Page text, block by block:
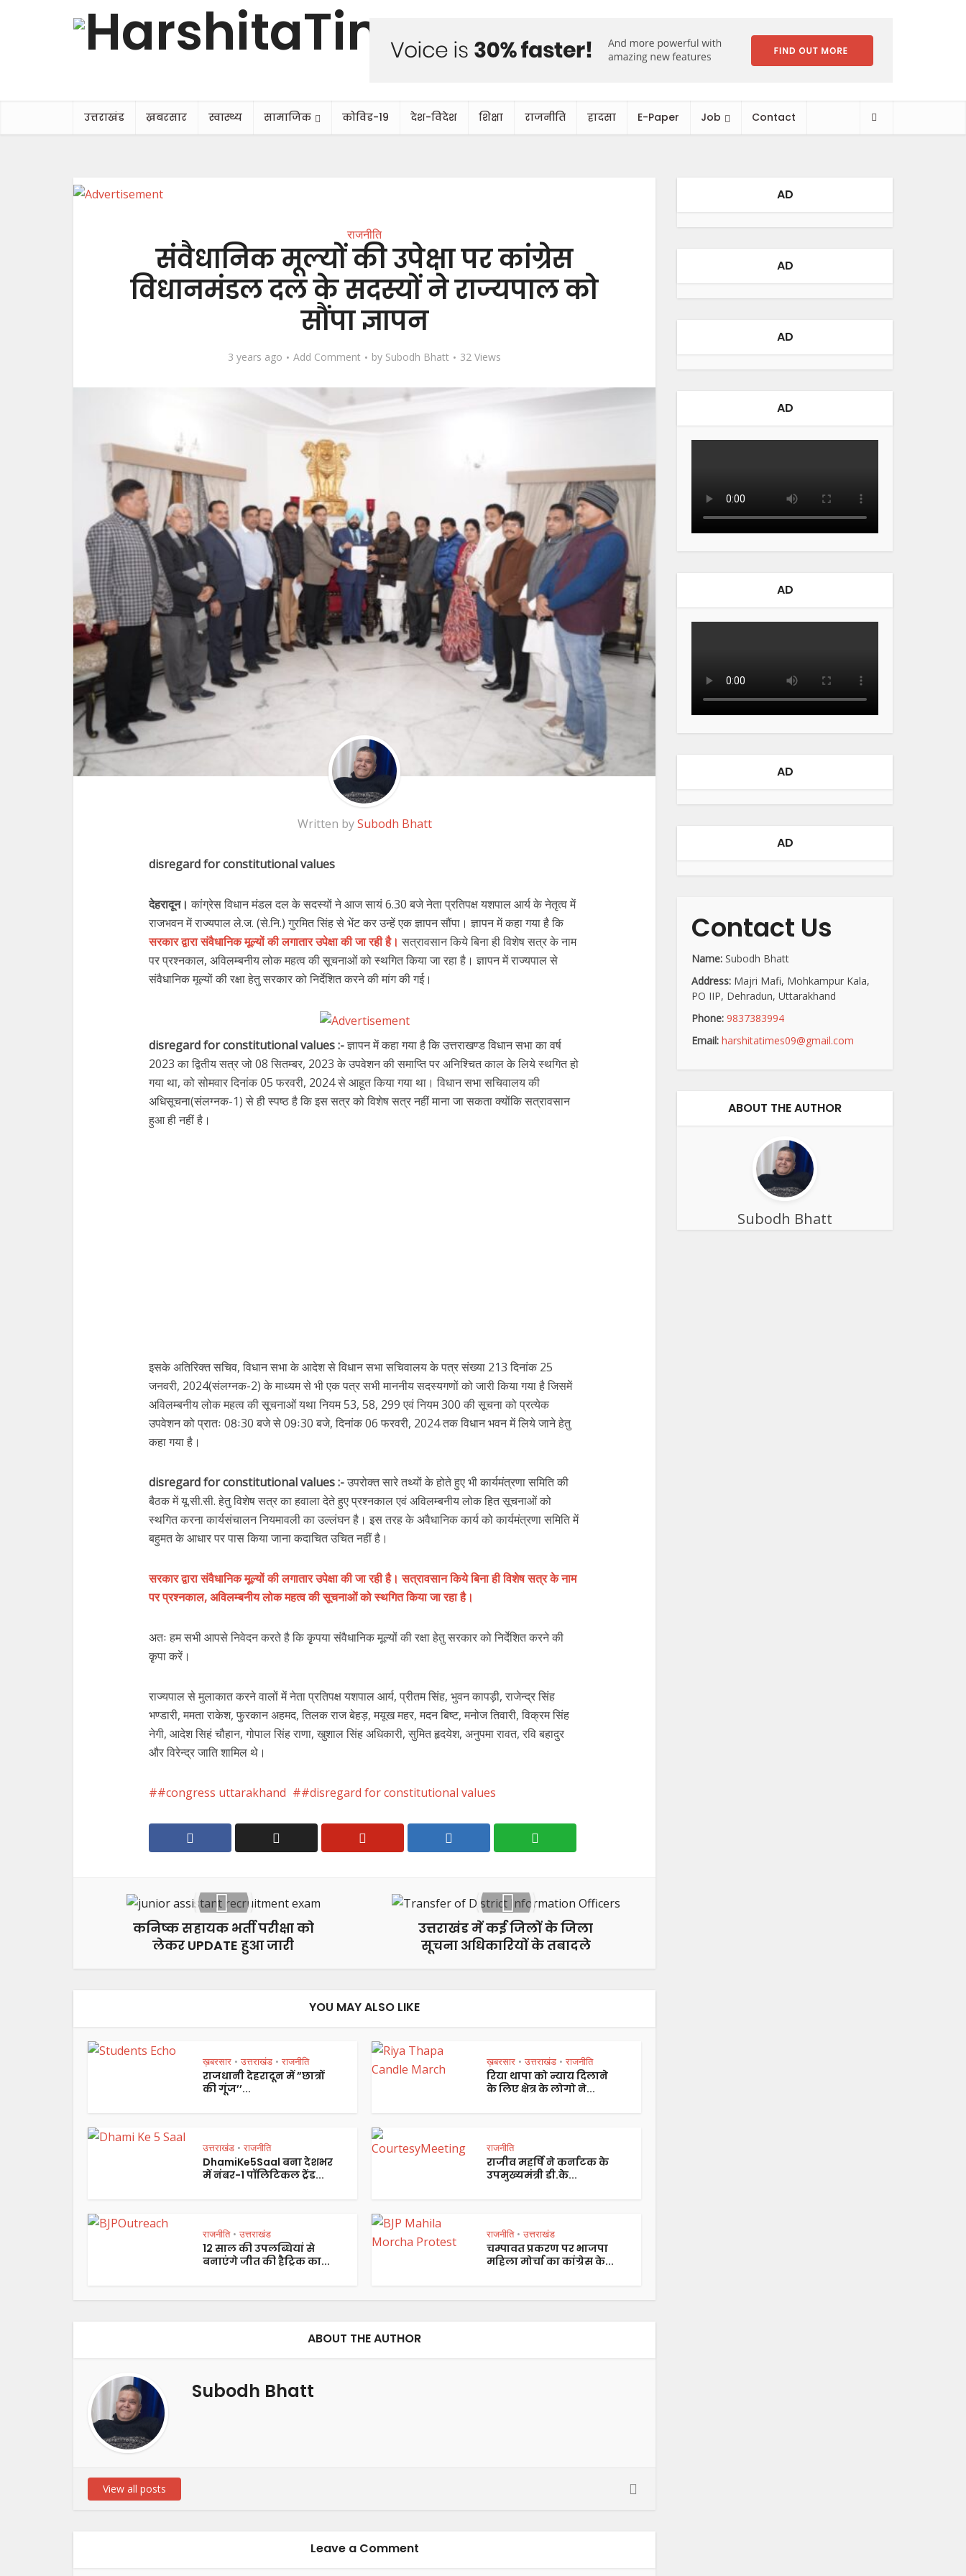
उत्तराखंड ख़बरसार स्वास्थ्य सामाजिक कोविड-19 देश-विदेश शिक्षा राजनीति हादसा E-Paper Job Contact
राजनीति
संवैधानिक मूल्यों की उपेक्षा पर कांग्रेस
विधानमंडल दल के सदस्यों ने राज्यपाल को
सौंपा ज्ञापन
3 years ago Add Comment by Subodh Bhatt 32 Views
Written bySubodh Bhatt
disregard for constitutional values
देहरादून। कांग्रेस विधान मंडल दल के सदस्यों ने आज सायं 6.30 बजे नेता प्रतिपक्ष यशपाल आर्य के नेतृत्व में
राजभवन में राज्यपाल ले.ज. (से.नि.) गुरमित सिंह से भेंट कर उन्हें एक ज्ञापन सौंपा। ज्ञापन में कहा गया है कि
सरकार द्वारा संवैधानिक मूल्यों की लगातार उपेक्षा की जा रही है। सत्रावसान किये बिना ही विशेष सत्र के नाम
पर प्रश्नकाल, अविलम्बनीय लोक महत्व की सूचनाओं को स्थगित किया जा रहा है। ज्ञापन में राज्यपाल से
संवैधानिक मूल्यों की रक्षा हेतु सरकार को निर्देशित करने की मांग की गई।
disregard for constitutional values :-ज्ञापन में कहा गया है कि उत्तराखण्ड विधान सभा का वर्ष
2023 का द्वितीय सत्र जो 08 सितम्बर, 2023 के उपवेशन की समाप्ति पर अनिश्चित काल के लिये स्थगित हो
गया था, को सोमवार दिनांक 05 फरवरी, 2024 से आहूत किया गया था। विधान सभा सचिवालय की
अधिसूचना(संलग्नक-1) से ही स्पष्ठ है कि इस सत्र को विशेष सत्र नहीं माना जा सकता क्योंकि सत्रावसान
हुआ ही नहीं है।
इसके अतिरिक्त सचिव, विधान सभा के आदेश से विधान सभा सचिवालय के पत्र संख्या 213 दिनांक 25
जनवरी, 2024(संलग्नक-2) के माध्यम से भी एक पत्र सभी माननीय सदस्यगणों को जारी किया गया है जिसमें
अविलम्बनीय लोक महत्व की सूचनाओं यथा नियम 53, 58, 299 एवं नियम 300 की सूचना को प्रत्येक
उपवेशन को प्रातः 08ः30 बजे से 09ः30 बजे, दिनांक 06 फरवरी, 2024 तक विधान भवन में लिये जाने हेतु
कहा गया है।
disregard for constitutional values :-उपरोक्त सारे तथ्यों के होते हुए भी कार्यमंत्रणा समिति की
बैठक में यू.सी.सी. हेतु विशेष सत्र का हवाला देते हुए प्रश्नकाल एवं अविलम्बनीय लोक हित सूचनाओं को
स्थगित करना कार्यसंचालन नियमावली का उल्लंघन है। इस तरह के अवैधानिक कार्य को कार्यमंत्रणा समिति में
बहुमत के आधार पर पास किया जाना कदाचित उचित नहीं है।
सरकार द्वारा संवैधानिक मूल्यों की लगातार उपेक्षा की जा रही है। सत्रावसान किये बिना ही विशेष सत्र के नाम
पर प्रश्नकाल, अविलम्बनीय लोक महत्व की सूचनाओं को स्थगित किया जा रहा है।
अतः हम सभी आपसे निवेदन करते है कि कृृपया संवैधानिक मूल्यों की रक्षा हेतु सरकार को निर्देशित करने की
कृृपा करें।
राज्यपाल से मुलाकात करने वालों में नेता प्रतिपक्ष यशपाल आर्य, प्रीतम सिंह, भुवन कापड़ी, राजेन्द्र सिंह
भण्डारी, ममता राकेश, फुरकान अहमद, तिलक राज बेहड़, मयूख महर, मदन बिष्ट, मनोज तिवारी, विक्रम सिंह
नेगी, आदेश सिहं चौहान, गोपाल सिंह राणा, खुशाल सिंह अधिकारी, सुमित हृदयेश, अनुपमा रावत, रवि बहादुर
और विरेन्द्र जाति शामिल थे।
#congress uttarakhand #disregard for constitutional values
कनिष्क सहायक भर्ती परीक्षा को
लेकर UPDATE हुआ जारी
उत्तराखंड में कई जिलों के जिला
सूचना अधिकारियों के तबादले
YOU MAY ALSO LIKE
ख़बरसार • उत्तराखंड • राजनीति
राजधानी देहरादून में ”छात्रों
की गूंज’’...
ख़बरसार • उत्तराखंड • राजनीति
रिया थापा को न्याय दिलाने
के लिए क्षेत्र के लोगो ने...
उत्तराखंड • राजनीति
DhamiKe5Saal बना देशभर
में नंबर-1 पॉलिटिकल ट्रेंड...
राजनीति
राजीव महर्षि ने कर्नाटक के
उपमुख्यमंत्री डी.के...
राजनीति • उत्तराखंड
12 साल की उपलब्धियां से
बनाएंगे जीत की हैट्रिक का...
राजनीति • उत्तराखंड
चम्पावत प्रकरण पर भाजपा
महिला मोर्चा का कांग्रेस के...
ABOUT THE AUTHOR
Subodh Bhatt
View all posts
Leave a Comment
AD
AD
AD
AD
AD
AD
AD
Contact Us
Name: Subodh Bhatt
Address: Majri Mafi, Mohkampur Kala,
PO IIP, Dehradun, Uttarakhand
Phone: 9837383994
Email: harshitatimes09@gmail.com
ABOUT THE AUTHOR
Subodh Bhatt